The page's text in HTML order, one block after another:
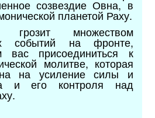
созвездие Овна, в
планетой Раху.
грозит множеством
событий на фронте,
вас присоединиться к
молитве, которая
на усиление силы и
и его контроля над